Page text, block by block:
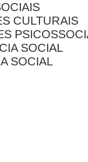
CULTURAIS
SOCIAL
SOCIAL